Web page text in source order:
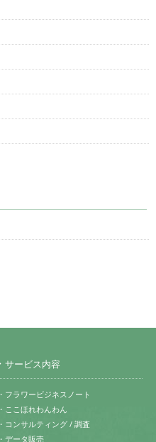
サービス内容
・フラワービジネスノート
・ここほれわんわん
・コンサルティング / 調査
・データ販売